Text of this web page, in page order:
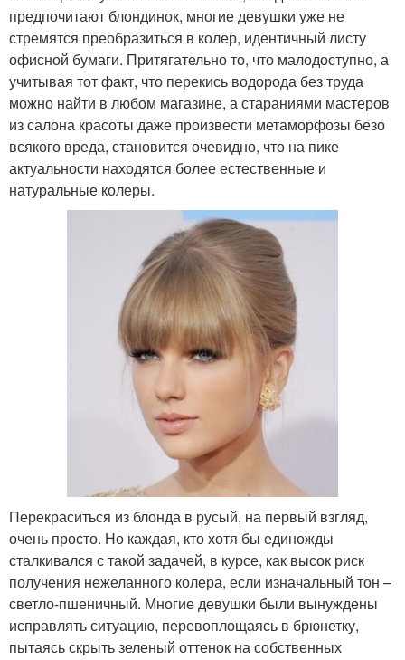
предпочитают блондинок, многие девушки уже не
стремятся преобразиться в колер, идентичный листу
офисной бумаги. Притягательно то, что малодоступно, а
учитывая тот факт, что перекись водорода без труда
можно найти в любом магазине, а стараниями мастеров
из салона красоты даже произвести метаморфозы безо
всякого вреда, становится очевидно, что на пике
актуальности находятся более естественные и
натуральные колеры.
Перекраситься из блонда в русый, на первый взгляд,
очень просто. Но каждая, кто хотя бы единожды
сталкивался с такой задачей, в курсе, как высок риск
получения нежеланного колера, если изначальный тон –
светло-пшеничный. Многие девушки были вынуждены
исправлять ситуацию, перевоплощаясь в брюнетку,
пытаясь скрыть зеленый оттенок на собственных